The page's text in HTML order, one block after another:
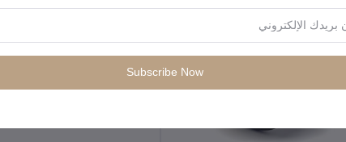
Subscribe Now